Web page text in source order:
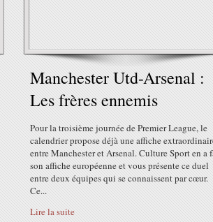
Manchester Utd-Arsenal :
Les frères ennemis
Pour la troisième journée de Premier League, le
calendrier propose déjà une affiche
entre Manchester et Arsenal. Culture Sport en a
son affiche européenne et vous présente ce duel
entre deux équipes qui se connaissent par cœur.
Ce...
Lire la suite